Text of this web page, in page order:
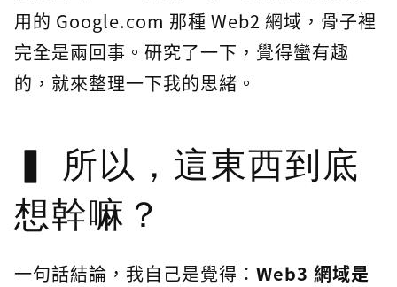
用的 Google.com 那種 Web2 網域，骨子裡
完全是兩回事。研究了一下，覺得蠻有趣
的，就來整理一下我的思緒。
所以，這東西到底
想幹嘛？
一句話結論，我自己是覺得： Web3 網域是